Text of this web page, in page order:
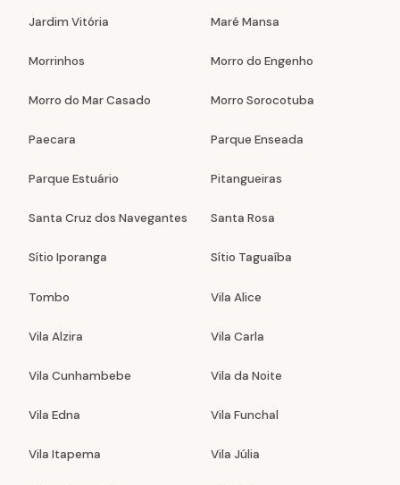
Jardim Vitória Maré Mansa
Morrinhos Morro do Engenho
Morro do Mar Casado Morro Sorocotuba
Paecara Parque Enseada
Parque Estuário Pitangueiras
Santa Cruz dos Navegantes Santa Rosa
Sítio Iporanga Sítio Taguaíba
Tombo Vila Alice
Vila Alzira Vila Carla
Vila Cunhambebe Vila da Noite
Vila Edna Vila Funchal
Vila Itapema Vila Júlia